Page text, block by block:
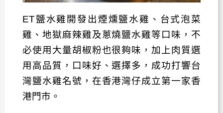
ET鹽水雞開發出煙燻鹽水雞、台式泡菜
雞、地獄麻辣雞及蔥燒鹽水雞等口味，不
必使用大量胡椒粉也很夠味，加上肉質選
用高品質，口味好、選擇多，成功打響台
灣鹽水雞名號，在香港灣仔成立第一家香
港門市。